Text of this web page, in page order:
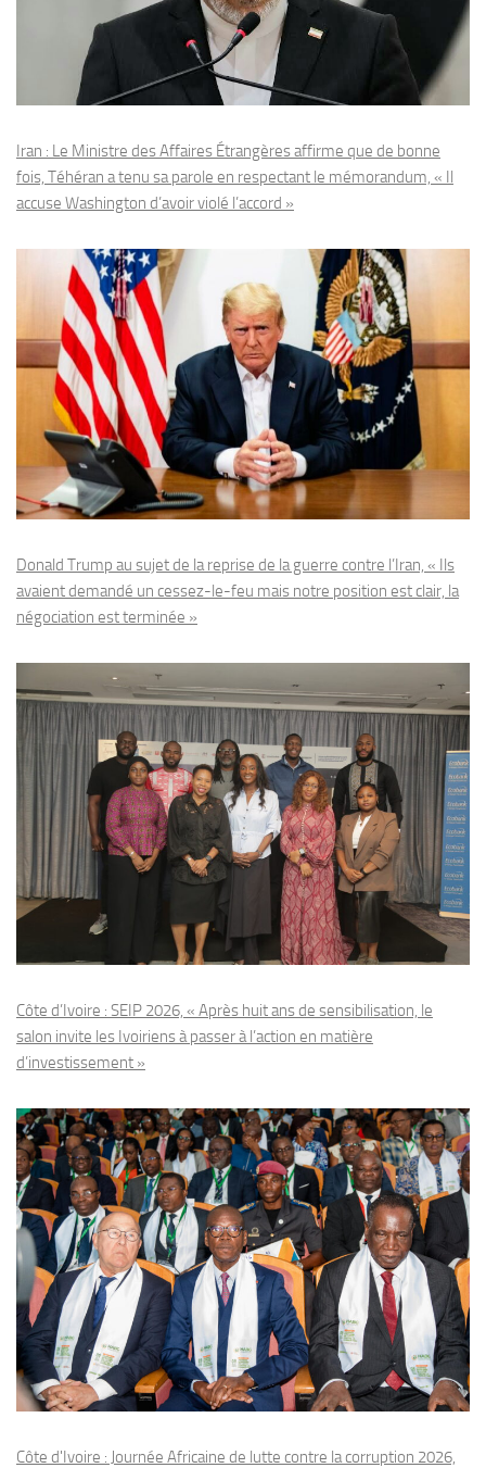
Iran : Le Ministre des Affaires Étrangères affirme que de bonne
fois, Téhéran a tenu sa parole en respectant le mémorandum, « Il
accuse Washington d’avoir violé l’accord »
Donald Trump au sujet de la reprise de la guerre contre l’Iran, « Ils
avaient demandé un cessez-le-feu mais notre position est clair, la
négociation est terminée »
Côte d’Ivoire : SEIP 2026, « Après huit ans de sensibilisation, le
salon invite les Ivoiriens à passer à l’action en matière
d’investissement »
Côte d'Ivoire : Journée Africaine de lutte contre la corruption 2026,